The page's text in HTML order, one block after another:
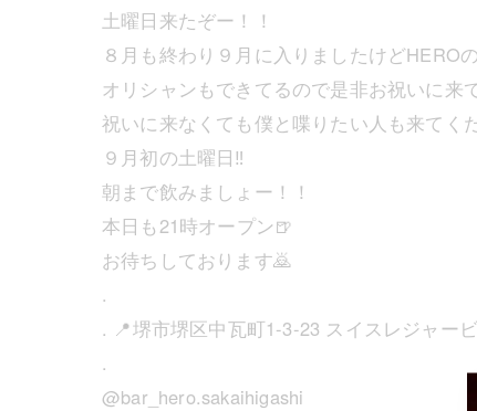
土曜日来たぞー！！
８月も終わり９月に入りましたけどHERO
オリシャンもできてるので是非お祝いに来
祝いに来なくても僕と喋りたい人も来てく
９月初の土曜日‼️
朝まで飲みましょー！！
本日も21時オープン🍺
お待ちしております🙇
.
. 📍堺市堺区中瓦町1-3-23 スイスレジャー
.
@bar_hero.sakaihigashi